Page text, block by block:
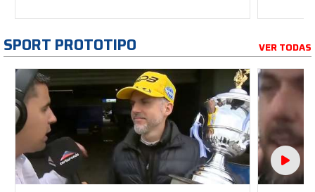
SPORT PROTOTIPO VER TODAS